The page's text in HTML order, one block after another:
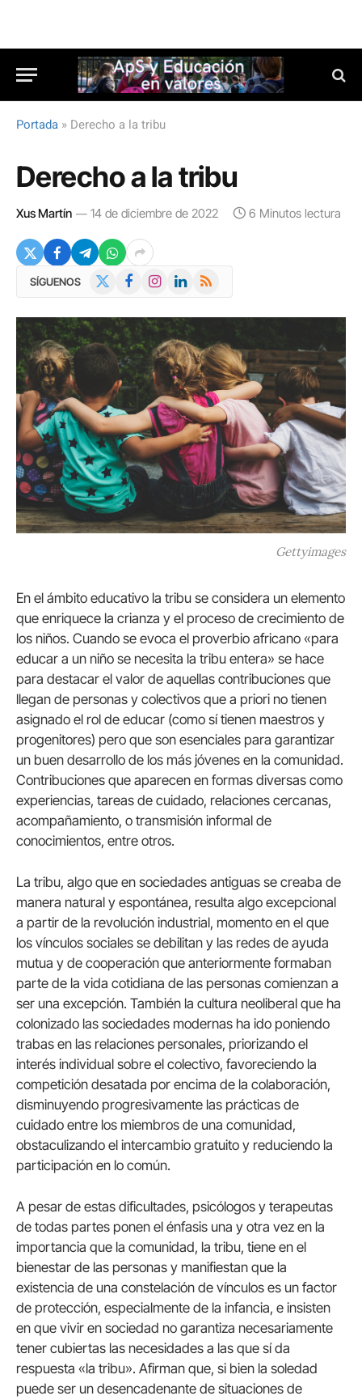
Portada » Derecho a la tribu
Derecho a la tribu
Xus Martín 14 de diciembre de 2022 6 Minutos lectura
SÍGUENOS FacebookInstagramLinkedIn
RSS
Gettyimages
En el ámbito educativo la tribu se considera un elemento
que enriquece la crianza y el proceso de crecimiento de
los niños. Cuando se evoca el proverbio africano «para
educar a un niño se necesita la tribu entera» se hace
para destacar el valor de aquellas contribuciones que
llegan de personas y colectivos que a priori no tienen
asignado el rol de educar (como sí tienen maestros y
progenitores) pero que son esenciales para garantizar
un buen desarrollo de los más jóvenes en la comunidad.
Contribuciones que aparecen en formas diversas como
experiencias, tareas de cuidado, relaciones cercanas,
acompañamiento, o transmisión informal de
conocimientos, entre otros.
La tribu, algo que en sociedades antiguas se creaba de
manera natural y espontánea, resulta algo excepcional
a partir de la revolución industrial, momento en el que
los vínculos sociales se debilitan y las redes de ayuda
mutua y de cooperación que anteriormente formaban
parte de la vida cotidiana de las personas comienzan a
ser una excepción. También la cultura neoliberal que ha
colonizado las sociedades modernas ha ido poniendo
trabas en las relaciones personales, priorizando el
interés individual sobre el colectivo, favoreciendo la
competición desatada por encima de la colaboración,
disminuyendo progresivamente las prácticas de
cuidado entre los miembros de una comunidad,
obstaculizando el intercambio gratuito y reduciendo la
participación en lo común.
A pesar de estas dificultades, psicólogos y terapeutas
de todas partes ponen el énfasis una y otra vez en la
importancia que la comunidad, la tribu, tiene en el
bienestar de las personas y manifiestan que la
existencia de una constelación de vínculos es un factor
de protección, especialmente de la infancia, e insisten
en que vivir en sociedad no garantiza necesariamente
tener cubiertas las necesidades a las que sí da
respuesta «la tribu». Afirman que, si bien la soledad
puede ser un desencadenante de situaciones de